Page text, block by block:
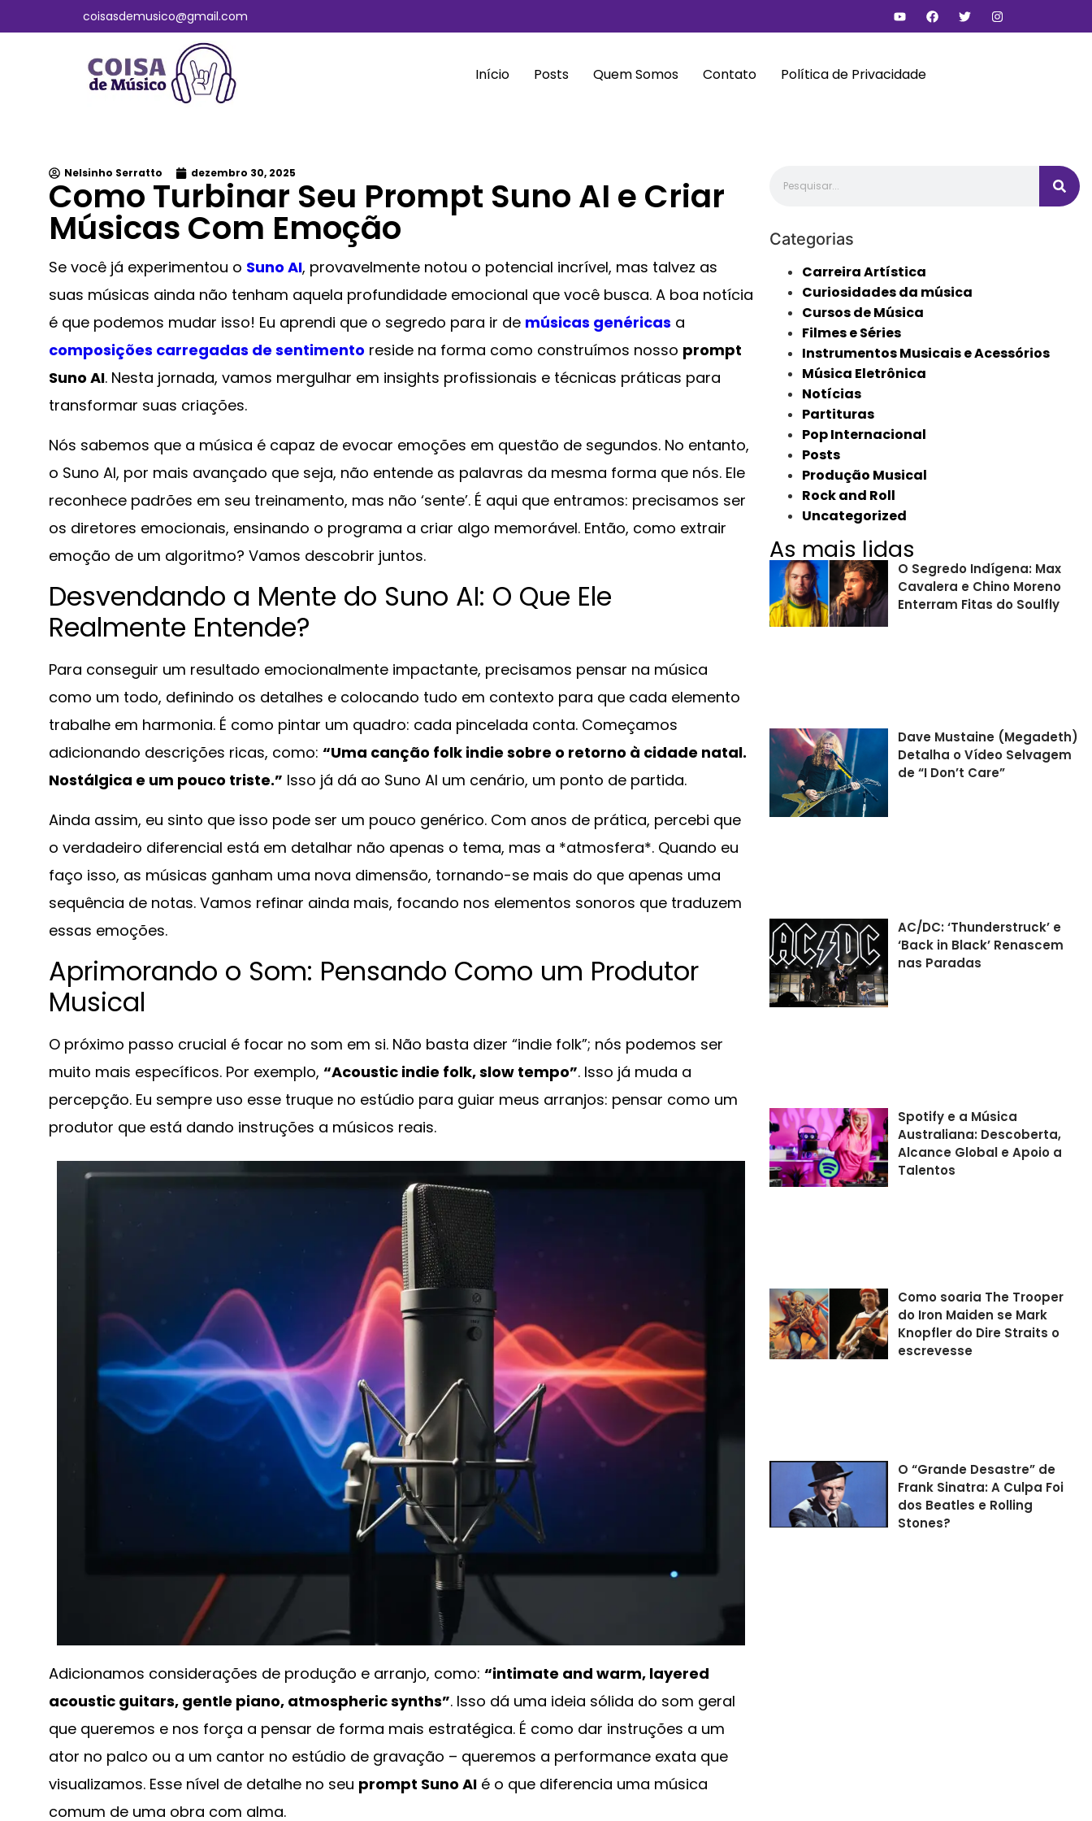
coisasdemusico@gmail.com
Início Posts Quem Somos Contato Política de Privacidade
Nelsinho Serratto dezembro 30, 2025
Como Turbinar Seu Prompt Suno AI e Criar
Músicas Com Emoção
Se você já experimentou o Suno AI, provavelmente notou o potencial incrível, mas talvez as
suas músicas ainda não tenham aquela profundidade emocional que você busca. A boa notícia
é que podemos mudar isso! Eu aprendi que o segredo para ir de músicas genéricas a
composições carregadas de sentimento reside na forma como construímos nosso prompt
Suno AI. Nesta jornada, vamos mergulhar em insights profissionais e técnicas práticas para
transformar suas criações.
Nós sabemos que a música é capaz de evocar emoções em questão de segundos. No entanto,
o Suno AI, por mais avançado que seja, não entende as palavras da mesma forma que nós. Ele
reconhece padrões em seu treinamento, mas não ‘sente’. É aqui que entramos: precisamos ser
os diretores emocionais, ensinando o programa a criar algo memorável. Então, como extrair
emoção de um algoritmo? Vamos descobrir juntos.
Desvendando a Mente do Suno AI: O Que Ele
Realmente Entende?
Para conseguir um resultado emocionalmente impactante, precisamos pensar na música
como um todo, definindo os detalhes e colocando tudo em contexto para que cada elemento
trabalhe em harmonia. É como pintar um quadro: cada pincelada conta. Começamos
adicionando descrições ricas, como: “Uma canção folk indie sobre o retorno à cidade natal.
Nostálgica e um pouco triste.” Isso já dá ao Suno AI um cenário, um ponto de partida.
Ainda assim, eu sinto que isso pode ser um pouco genérico. Com anos de prática, percebi que
o verdadeiro diferencial está em detalhar não apenas o tema, mas a *atmosfera*. Quando eu
faço isso, as músicas ganham uma nova dimensão, tornando-se mais do que apenas uma
sequência de notas. Vamos refinar ainda mais, focando nos elementos sonoros que traduzem
essas emoções.
Aprimorando o Som: Pensando Como um Produtor
Musical
O próximo passo crucial é focar no som em si. Não basta dizer “indie folk”; nós podemos ser
muito mais específicos. Por exemplo, “Acoustic indie folk, slow tempo”. Isso já muda a
percepção. Eu sempre uso esse truque no estúdio para guiar meus arranjos: pensar como um
produtor que está dando instruções a músicos reais.
Adicionamos considerações de produção e arranjo, como: “intimate and warm, layered
acoustic guitars, gentle piano, atmospheric synths”. Isso dá uma ideia sólida do som geral
que queremos e nos força a pensar de forma mais estratégica. É como dar instruções a um
ator no palco ou a um cantor no estúdio de gravação – queremos a performance exata que
visualizamos. Esse nível de detalhe no seu prompt Suno AI é o que diferencia uma música
comum de uma obra com alma.
Categorias
Carreira Artística
Curiosidades da música
Cursos de Música
Filmes e Séries
Instrumentos Musicais e Acessórios
Música Eletrônica
Notícias
Partituras
Pop Internacional
Posts
Produção Musical
Rock and Roll
Uncategorized
As mais lidas
O Segredo Indígena: Max
Cavalera e Chino Moreno
Enterram Fitas do Soulfly
Dave Mustaine (Megadeth)
Detalha o Vídeo Selvagem
de “I Don’t Care”
AC/DC: ‘Thunderstruck’ e
‘Back in Black’ Renascem
nas Paradas
Spotify e a Música
Australiana: Descoberta,
Alcance Global e Apoio a
Talentos
Como soaria The Trooper
do Iron Maiden se Mark
Knopfler do Dire Straits o
escrevesse
O “Grande Desastre” de
Frank Sinatra: A Culpa Foi
dos Beatles e Rolling
Stones?